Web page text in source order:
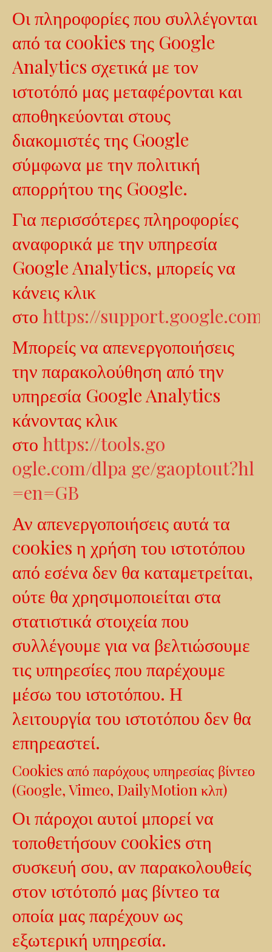
Οι πληροφορίες που συλλέγονται
από τα cookies της Google
Analytics σχετικά με τον
ιστοτόπό μας μεταφέρονται και
αποθηκεύονται στους
διακομιστές της Google
σύμφωνα με την πολιτική
απορρήτου της Google.
Για περισσότερες πληροφορίες
αναφορικά με την υπηρεσία
Google Analytics, μπορείς να
κάνεις κλικ
στο https://
Μπορείς να απενεργοποιήσεις
την παρακολούθηση από την
υπηρεσία Google Analytics
κάνοντας κλικ
στο https://tools.go
ogle.com/dlpa ge/gaoptout?hl
=en=GB
Αν απενεργοποιήσεις αυτά τα
cookies η χρήση του ιστοτόπου
από εσένα δεν θα καταμετρείται,
ούτε θα χρησιμοποιείται στα
στατιστικά στοιχεία που
συλλέγουμε για να βελτιώσουμε
τις υπηρεσίες που παρέχουμε
μέσω του ιστοτόπου. Η
λειτουργία του ιστοτόπου δεν θα
επηρεαστεί.
Cookies από παρόχους υπηρεσίας βίντεο
(Google, Vimeo, DailyMotion κλπ)
Οι πάροχοι αυτοί μπορεί να
τοποθετήσουν cookies στη
συσκευή σου, αν παρακολουθείς
στον ιστότοπό μας βίντεο τα
οποία μας παρέχουν ως
εξωτερική υπηρεσία.